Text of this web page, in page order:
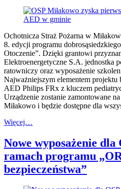
Ochotnicza Straż Pożarna w
8. edycji programu
Otoczenie”. Dzięki grantowi
Elektroenergetyczne S.A. jednostka
ratowniczy oraz wyposażenie
Najważniejszym elementem projektu
AED Philips FRx z kluczem
Urządzenie zostanie zamontowane
Miłakowo i będzie dostępne dla
Więcej…
Nowe wyposażenie dla
ramach programu
bezpieczeństwa”